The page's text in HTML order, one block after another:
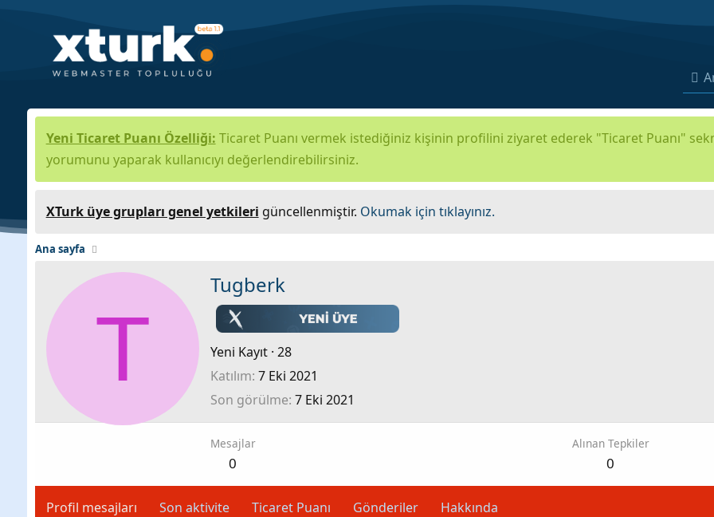
Yeni Ticaret Puanı Özelliği: Ticaret Puanı vermek istediğiniz kişinin profilini ziyaret ederek "Ticaret Puanı"
yorumunu yaparak kullanıcıyı değerlendirebilirsiniz.
XTurk üye grupları genel yetkileri güncellenmiştir. Okumak için tıklayınız.
Ana sayfa
T
Tugberk
Yeni Kayıt · 28
Katılım 7 Eki 2021
Son görülme 7 Eki 2021
Mesajlar
0
Alınan Tepkiler
0
Profil mesajları Son aktivite Ticaret Puanı Gönderiler Hakkında